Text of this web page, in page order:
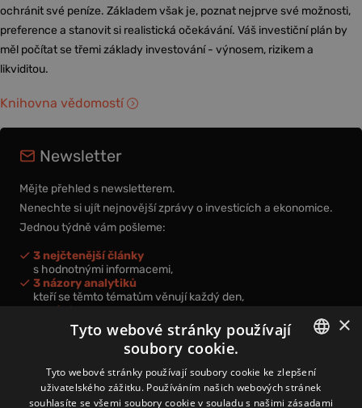
ochránit své peníze. Základem však je, poznat nejprve své možnosti,
preference a stanovit si realistická očekávání. Váš investiční plán by
měl počítat se třemi základy investování - výnosem, rizikem a
likviditou.
Knihovna vědomostí
Newsletter
Mějte přehled s newsletterem.
Nenechte si ujít nejnovější zprávy o investicích a ekonomice.
Jednou týdně vám pošleme:
3 nejčtenější články
s hodnotnými informacemi,
3 názory analytiků
kteří se těmto tématům věnují každý den,
nová videa a podcasty
k prohloubení vašich znalostí.
Přihlášením k newsletteru vyjadřujete svůj souhlas spodmínkami
CZECH
×
Tyto webové stránky používají
soubory cookie.
Tyto webové stránky používají soubory cookie ke zlepšení
uživatelského zážitku. Používáním našich webových stránek
souhlasíte se všemi soubory cookie v souladu s našimi zásadami